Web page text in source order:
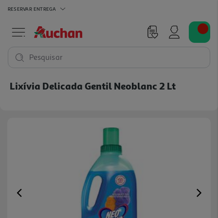
RESERVAR ENTREGA
Pesquisar
Lixívia Delicada Gentil Neoblanc 2 Lt
Previous